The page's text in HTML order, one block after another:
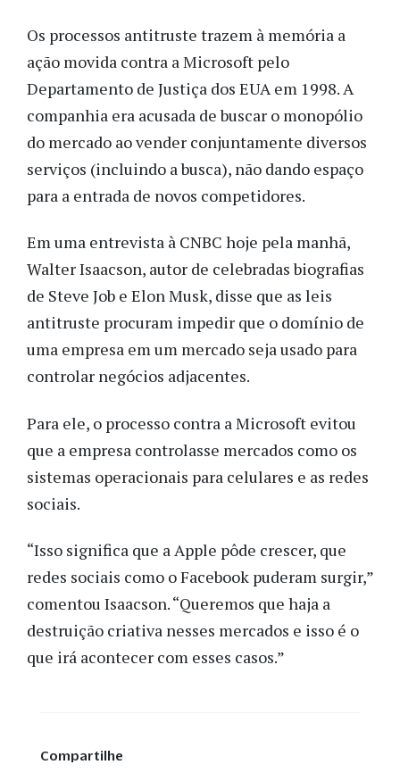
Os processos antitruste trazem à memória a
ação movida contra a Microsoft pelo
Departamento de Justiça dos EUA em 1998. A
companhia era acusada de buscar o monopólio
do mercado ao vender conjuntamente diversos
serviços (incluindo a busca), não dando espaço
para a entrada de novos competidores.
Em uma entrevista à CNBC hoje pela manhã,
Walter Isaacson, autor de celebradas biografias
de Steve Job e Elon Musk, disse que as leis
antitruste procuram impedir que o domínio de
uma empresa em um mercado seja usado para
controlar negócios adjacentes.
Para ele, o processo contra a Microsoft evitou
que a empresa controlasse mercados como os
sistemas operacionais para celulares e as redes
sociais.
“Isso significa que a Apple pôde crescer, que
redes sociais como o Facebook puderam surgir,”
comentou Isaacson. “Queremos que haja a
destruição criativa nesses mercados e isso é o
que irá acontecer com esses casos.”
Compartilhe